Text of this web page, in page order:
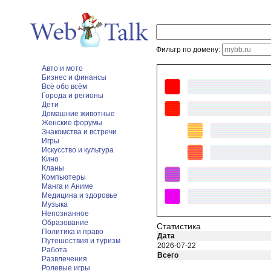
Фильтр по домену:
Авто и мото
Бизнес и финансы
Всё обо всём
Города и регионы
Дети
Домашние животные
Женские форумы
Знакомства и встречи
Игры
Искусство и культура
Кино
Кланы
Компьютеры
Манга и Аниме
Медицина и здоровье
Музыка
Непознанное
Образование
Политика и право
Путешествия и туризм
Работа
Развлечения
Ролевые игры
Статистика
Дата
2026-07-22
Всего